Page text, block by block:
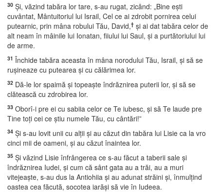
30 Şi, văzind tabăra lor tare, s-au rugat, zicând: „Bine eşti
cuvântat, Mântuitoriul lui Israil, Cel ce ai zdrobit pornirea celui
putearnic, prin mâna robului Tău, David,† şi ai dat tabăra celor de
alt neam în mâinile lui Ionatan, fiiului lui Saul, şi a purtătoriului lui
de arme.
31 Închide tabăra aceasta în mâna norodului Tău, Israil, şi să se
ruşineaze cu putearea şi cu călărimea lor.
32 Dă-le lor spaimă şi topeaşte îndrăznirea puterii lor, şi să se
clătească cu zdrobirea lor.
33 Oborî-i pre ei cu sabiia celor ce Te iubesc, şi să Te laude pre
Tine toţi cei ce ştiu numele Tău, cu cântări!”
34 Şi s-au lovit unii cu alţii şi au căzut din tabăra lui Lisie ca la vro
cinci mii de oameni, şi au căzut înaintea lor.
35 Şi văzind Lisie înfrângerea ce s-au făcut a taberii sale şi
îndrăznirea Iudei, şi cum că sânt gata au a trăi, au a muri
vitejeaşte, s-au dus la Antiohiia şi au adunat străini şi, înmulţind
oastea cea făcută, socotea iarăşi să vie în Iudeea.